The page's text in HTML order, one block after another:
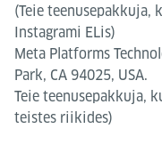
(Teie teenusepakkuja,
Instagrami ELis)
Meta Platforms
Park, CA 94025, USA.
Teie teenusepakkuja,
teistes riikides)